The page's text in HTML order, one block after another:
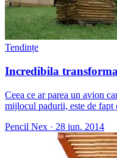
Tendințe
Incredibila
Ceea ce ar parea un avion
mijlocul padurii, este de fapt
Pencil Nex · 28 iun. 2014